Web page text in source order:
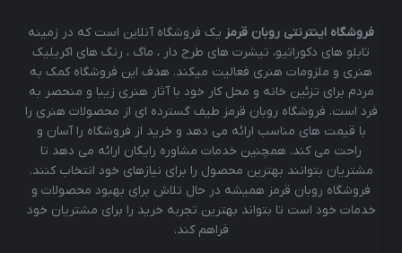
فروشگاه اینترنتی روبان قرمز یک فروشگاه آنلاین است که در زمینه
تابلو های دکوراتیو، تیشرت های طرح دار ، ماگ ، رنگ های اکریلیک
هنری و ملزومات هنری فعالیت میکند. هدف این فروشگاه کمک به
مردم برای تزئین خانه و محل کار خود با آثار هنری زیبا و منحصر به
فرد است. فروشگاه روبان قرمز طیف گسترده ای از محصولات هنری را
با قیمت های مناسب ارائه می دهد و خرید از فروشگاه را آسان و
راحت می کند. همچنین خدمات مشاوره رایگان ارائه می دهد تا
مشتریان بتوانند بهترین محصول را برای نیازهای خود انتخاب کنند.
فروشگاه روبان قرمز همیشه در حال تلاش برای بهبود محصولات و
خدمات خود است تا بتواند بهترین تجربه خرید را برای مشتریان خود
فراهم کند.